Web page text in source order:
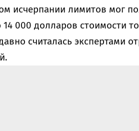
исчерпании лимитов мог
000 долларов стоимости
считалась экспертами